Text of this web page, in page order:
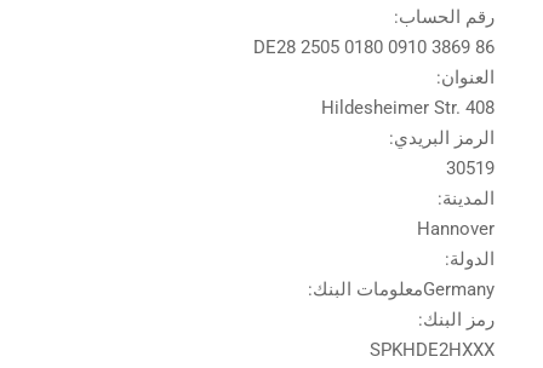
رقم الحساب:
DE28 2505 0180 0910 3869 86
العنوان:
Hildesheimer Str. 408
الرمز البريدي:
30519
المدينة:
Hannover
الدولة:
Germanyمعلومات البنك:
رمز البنك:
SPKHDE2HXXX